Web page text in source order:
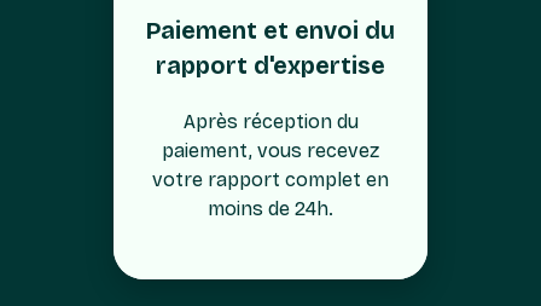
Paiement et envoi du
rapport d'expertise
Après réception du
paiement, vous recevez
votre rapport complet en
moins de 24h.